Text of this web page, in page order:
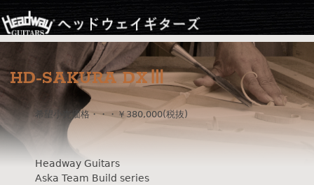
Jump to navigation
HD-SAKURA DXⅢ
希望小売価格・・・￥380,000(税抜)
Headway Guitars
Aska Team Build series